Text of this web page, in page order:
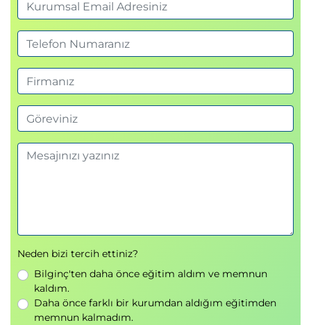
Role Assignments
Role Definitions
Yetki yönetimi
Güvenlik politikaları
Kazanımlar
Erişim kontrolü
Güvenli kaynak yönetimi
Yetki delegasyonu
Resource Organization
Resource Locks
Resource Limits
Resource Lifecycle Management
ARM Templates ve Bicep
Neden bizi tercih ettiniz?
Bilginç'ten daha önce eğitim aldım ve memnun
kaldım.
Daha önce farklı bir kurumdan aldığım eğitimden
memnun kalmadım.